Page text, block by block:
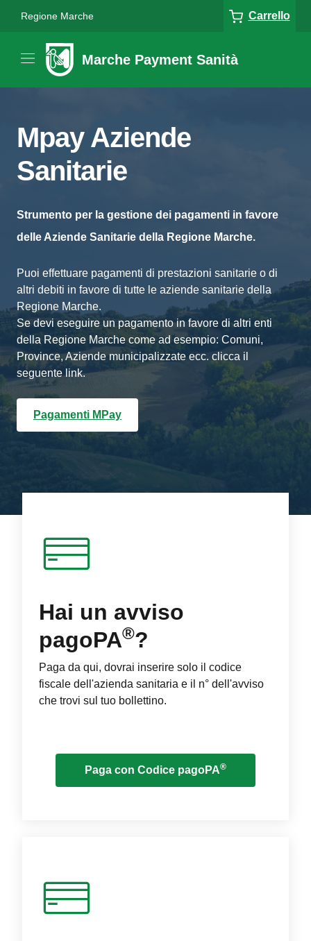
Regione Marche Carrello
Marche Payment Sanità
Mpay Aziende
Sanitarie
Strumento per la gestione dei pagamenti in favore
delle Aziende Sanitarie della Regione Marche.
Puoi effettuare pagamenti di prestazioni sanitarie o di
altri debiti in favore di tutte le aziende sanitarie della
Regione Marche.
Se devi eseguire un pagamento in favore di altri enti
della Regione Marche come ad esempio: Comuni,
Province, Aziende municipalizzate ecc. clicca il
seguente link.
Pagamenti MPay
Hai un avviso
pagoPA®?
Paga da qui, dovrai inserire solo il codice
fiscale dell'azienda sanitaria e il n° dell'avviso
che trovi sul tuo bollettino.
Paga con Codice pagoPA®